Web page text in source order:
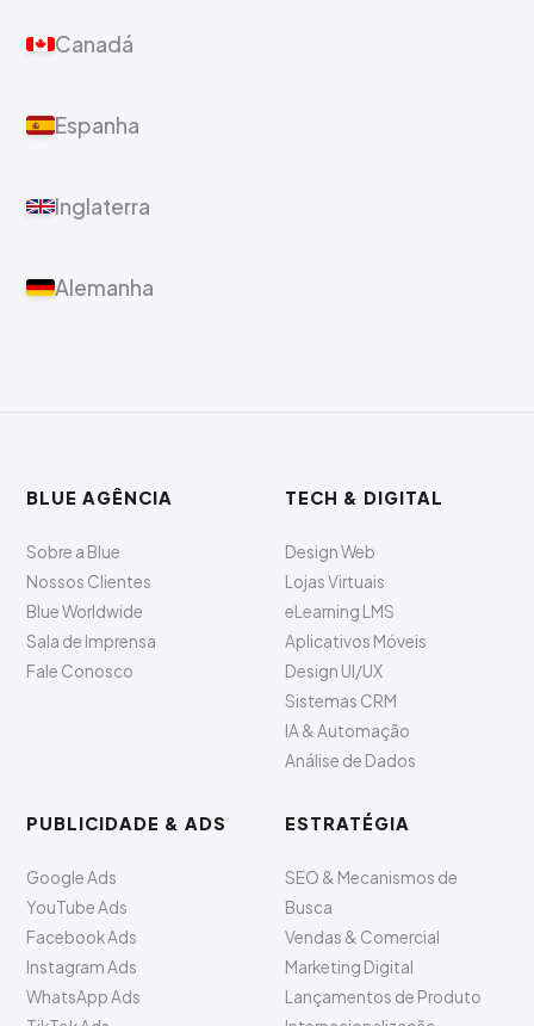
Canadá
Espanha
Inglaterra
Alemanha
BLUE AGÊNCIA
Sobre a Blue
Nossos Clientes
Blue Worldwide
Sala de Imprensa
Fale Conosco
TECH & DIGITAL
Design Web
Lojas Virtuais
eLearning LMS
Aplicativos Móveis
Design UI/UX
Sistemas CRM
IA & Automação
Análise de Dados
PUBLICIDADE & ADS
Google Ads
YouTube Ads
Facebook Ads
Instagram Ads
WhatsApp Ads
ESTRATÉGIA
SEO & Mecanismos de
Busca
Vendas & Comercial
Marketing Digital
Lançamentos de Produto